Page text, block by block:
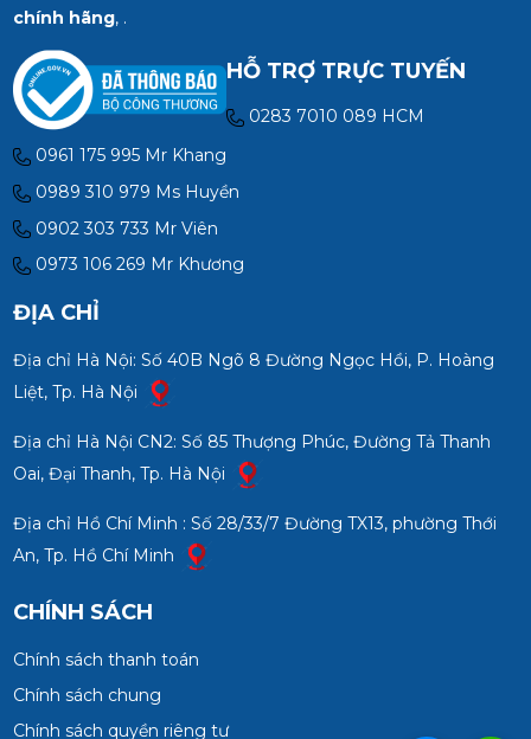
chính hãng, .
HỖ TRỢ TRỰC TUYẾN
0283 7010 089 HCM
0961 175 995 Mr Khang
0989 310 979 Ms Huyền
0902 303 733 Mr Viên
0973 106 269 Mr Khương
ĐỊA CHỈ
Địa chỉ Hà Nội: Số 40B Ngõ 8 Đường Ngọc Hồi, P. Hoàng
Liệt, Tp. Hà Nội
Địa chỉ Hà Nội CN2: Số 85 Thượng Phúc, Đường Tả Thanh
Oai, Đại Thanh, Tp. Hà Nội
Địa chỉ Hồ Chí Minh : Số 28/33/7 Đường TX13, phường Thới
An, Tp. Hồ Chí Minh
CHÍNH SÁCH
Chính sách thanh toán
Chính sách chung
Chính sách quyền riêng tư